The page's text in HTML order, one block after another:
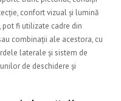
confort vizual și lumină
pot fi utilizate cadre din
combinații ale acestora, cu
laterale și sistem de
de deschidere și